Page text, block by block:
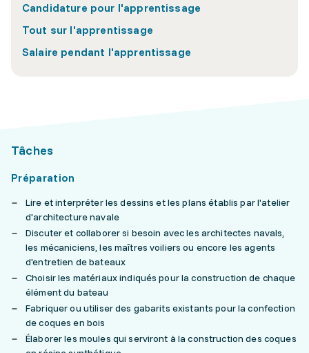
Candidature pour l'apprentissage
Tout sur l'apprentissage
Salaire pendant l'apprentissage
Tâches
Préparation
Lire et interpréter les dessins et les plans établis par l'atelier
d'architecture navale
Discuter et collaborer si besoin avec les architectes navals,
les mécaniciens, les maîtres voiliers ou encore les agents
d'entretien de bateaux
Choisir les matériaux indiqués pour la construction de chaque
élément du bateau
Fabriquer ou utiliser des gabarits existants pour la confection
de coques en bois
Élaborer les moules qui serviront à la construction des coques